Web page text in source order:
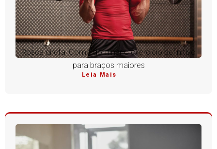
Rosca direta: Como dominar o exercício definitivo
para braços maiores
Leia Mais